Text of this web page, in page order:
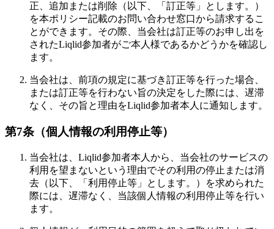
正、追加または削除（以下、「訂正等」とします。）
を本ポリシー記載のお問い合わせ窓口から請求するこ
とができます。その際、当会社は訂正等のお申し出を
されたLiqlid参加者がご本人様であるかどうかを確認し
ます。
当会社は、前項の規定に基づき訂正等を行った場合、
または訂正等を行わない旨の決定をした際には、遅滞
なく、その旨と理由をLiqlid参加者本人に通知します。
第7条（個人情報の利用停止等）
当会社は、Liqlid参加者本人から、当会社のサービスの
利用を望まないという理由でその利用の停止または消
去（以下、「利用停止等」とします。）を求められた
際には、遅滞なく、当該個人情報の利用停止等を行い
ます。